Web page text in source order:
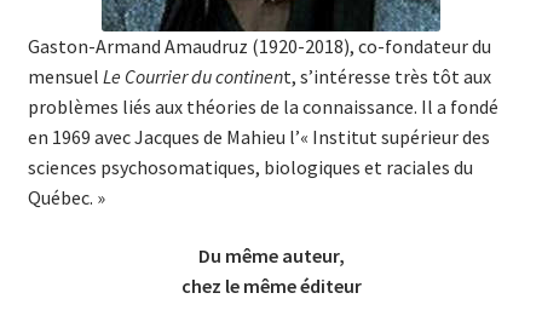
Gaston-Armand Amaudruz (1920-2018), co-fondateur du
mensuel Le Courrier du continent, s’intéresse très tôt aux
problèmes liés aux théories de la connaissance. Il a fondé
en 1969 avec Jacques de Mahieu l’« Institut supérieur des
sciences psychosomatiques, biologiques et raciales du
Québec. »
Du même auteur,
chez le même éditeur